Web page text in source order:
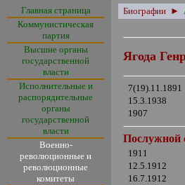
Главная страница
Коммунистическая
партия
Высшие органы
государственной
власти
Исполнительные и
распорядительные
органы
государственной
власти
Военно-
революционные и
революционные
комитеты
Биографии ►
Ягода
7(19).11.1891
15.3.1938
1907
Послужной
1911
12.5.1912
16.7.1912